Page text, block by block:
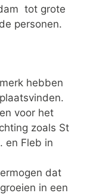
tot grote
personen.
hebben
voor het
zoals St
en Fleb in
dat
in een